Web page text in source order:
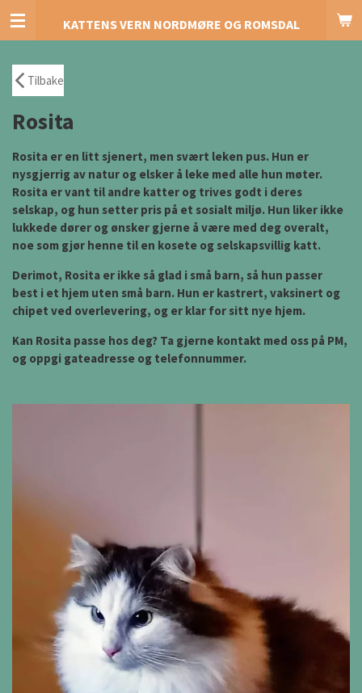
Gå
KATTENS VERN NORDMØRE OG ROMSDAL
Tilbake
Rosita
Rosita er en litt sjenert, men svært leken pus. Hun er
nysgjerrig av natur og elsker å leke med alle hun møter.
Rosita er vant til andre katter og trives godt i deres
selskap, og hun setter pris på et sosialt miljø. Hun liker ikke
lukkede dører og ønsker gjerne å være med deg overalt,
noe som gjør henne til en kosete og selskapsvillig katt.
Derimot, Rosita er ikke så glad i små barn, så hun passer
best i et hjem uten små barn. Hun er kastrert, vaksinert og
chipet ved overlevering, og er klar for sitt nye hjem.
Kan Rosita passe hos deg? Ta gjerne kontakt med oss på PM,
og oppgi gateadresse og telefonnummer.